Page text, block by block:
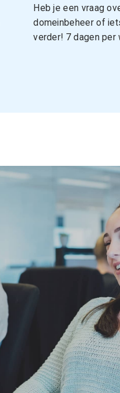
Heb je een vraag
domeinbeheer of
verder! 7 dagen per